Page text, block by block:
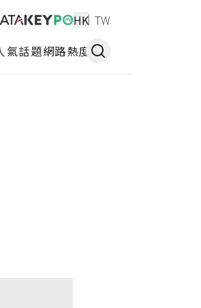
HK TW
氣話題網路熱度